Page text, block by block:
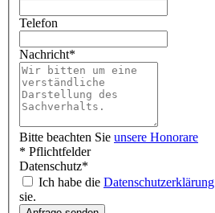
Telefon
Nachricht*
Bitte beachten Sie unsere Honorare
* Pflichtfelder
Datenschutz*
Ich habe die Datenschutzerklärung
sie.